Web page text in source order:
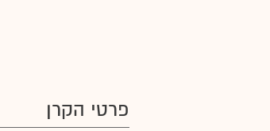
פרטי הקרן